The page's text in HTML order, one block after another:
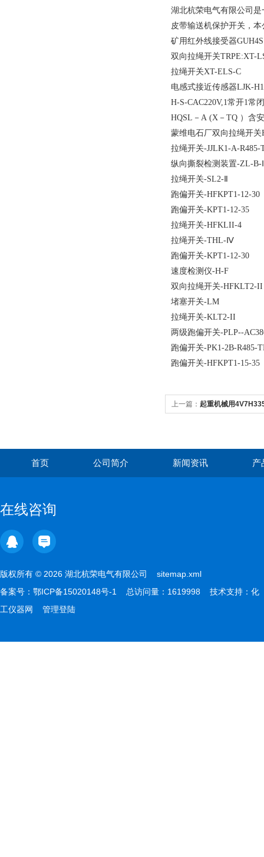
湖北杭荣电气有限公司
皮带输送机保护开关，
矿用红外线接受器GUH4S
双向拉绳开关TRPE:XT-
拉绳开关XT-ELS-C
电感式接近传感器LJK-
H-S-CAC220V,1常开1常
HQSL－A (X－TQ ）含
蒙维电石厂双向拉绳开
拉绳开关-JJLK1-A-R485-
纵向撕裂检测装置-ZL-B-
拉绳开关-SL2-Ⅱ
跑偏开关-HFKPT1-12-30
跑偏开关-KPT1-12-35
拉绳开关-HFKLII-4
拉绳开关-THL-Ⅳ
跑偏开关-KPT1-12-30
速度检测仪-H-F
双向拉绳开关-HFKLT2-II
堵塞开关-LM
拉绳开关-KLT2-II
两级跑偏开关-PLP--
跑偏开关-PK1-2B-R485-
跑偏开关-HFKPT1-15-35
上一篇： 起重机械用
首页 公司简介 新闻资讯 产
在线咨询
版权所有 © 2026 湖北杭荣电气有限公司 sitemap.xml
备案号： 鄂ICP备15020148号-1 总访问量：1619998 技术支持： 化
工仪器网
管理登陆